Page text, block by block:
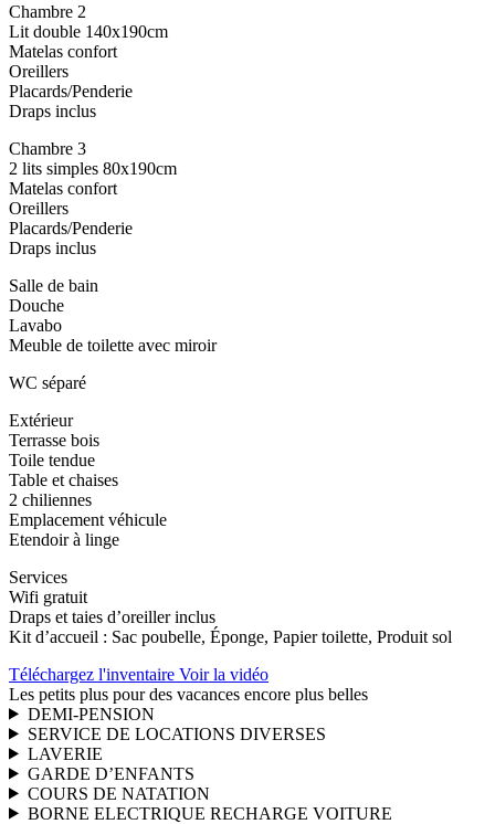
Chambre 2
Lit double 140x190cm
Matelas confort
Oreillers
Placards/Penderie
Draps inclus
Chambre 3
2 lits simples 80x190cm
Matelas confort
Oreillers
Placards/Penderie
Draps inclus
Salle de bain
Douche
Lavabo
Meuble de toilette avec miroir
WC séparé
Extérieur
Terrasse bois
Toile tendue
Table et chaises
2 chiliennes
Emplacement véhicule
Etendoir à linge
Services
Wifi gratuit
Draps et taies d’oreiller inclus
Kit d’accueil : Sac poubelle, Éponge, Papier toilette, Produit sol
Téléchargez l'inventaire Voir la vidéo
Les petits plus pour des vacances encore plus belles
DEMI-PENSION
SERVICE DE LOCATIONS DIVERSES
LAVERIE
GARDE D’ENFANTS
COURS DE NATATION
BORNE ELECTRIQUE RECHARGE VOITURE